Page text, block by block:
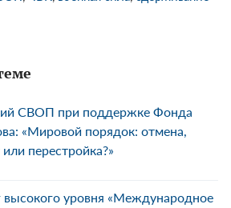
СВОП при поддержке Фонда
«Мировой порядок: отмена,
перестройка?»
высокого уровня «Международное